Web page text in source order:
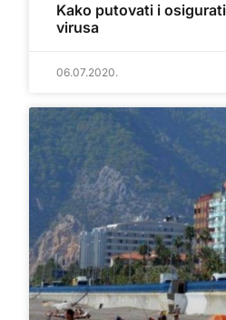
Kako putovati i
virusa
06.07.2020.